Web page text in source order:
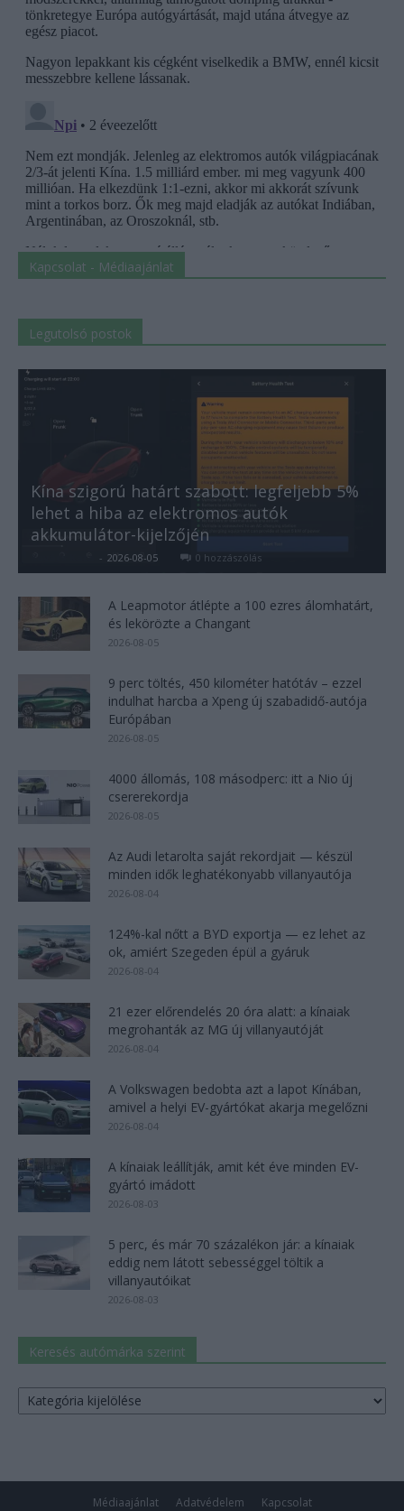
Kapcsolat - Médiaajánlat
Legutolsó postok
Kína szigorú határt szabott: legfeljebb 5%
lehet a hiba az elektromos autók
akkumulátor-kijelzőjén
- 2026-08-05 0 hozzászólás
A Leapmotor átlépte a 100 ezres álomhatárt,
és lekörözte a Changant
2026-08-05
9 perc töltés, 450 kilométer hatótáv – ezzel
indulhat harcba a Xpeng új szabadidő-autója
Európában
2026-08-05
4000 állomás, 108 másodperc: itt a Nio új
csererekordja
2026-08-05
Az Audi letarolta saját rekordjait — készül
minden idők leghatékonyabb villanyautója
2026-08-04
124%-kal nőtt a BYD exportja — ez lehet az
ok, amiért Szegeden épül a gyáruk
2026-08-04
21 ezer előrendelés 20 óra alatt: a kínaiak
megrohanták az MG új villanyautóját
2026-08-04
A Volkswagen bedobta azt a lapot Kínában,
amivel a helyi EV-gyártókat akarja megelőzni
2026-08-04
A kínaiak leállítják, amit két éve minden EV-
gyártó imádott
2026-08-03
5 perc, és már 70 százalékon jár: a kínaiak
eddig nem látott sebességgel töltik a
villanyautóikat
2026-08-03
Keresés autómárka szerint
Keresés
autómárka
Médiaajánlat Adatvédelem Kapcsolat